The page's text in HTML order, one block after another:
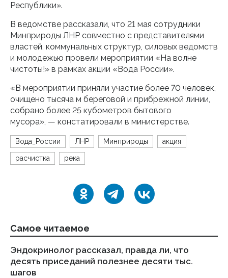
Республики».
В ведомстве рассказали, что 21 мая сотрудники
Минприроды ЛНР совместно с представителями
властей, коммунальных структур, силовых ведомств
и молодежью провели мероприятии «На волне
чистоты!» в рамках акции «Вода России».
«В мероприятии приняли участие более 70 человек,
очищено тысяча м береговой и прибрежной линии,
собрано более 25 кубометров бытового
мусора», — констатировали в министерстве.
Вода_России ЛНР Минприроды акция
расчистка река
Самое читаемое
Эндокринолог рассказал, правда ли, что
десять приседаний полезнее десяти тыс.
шагов